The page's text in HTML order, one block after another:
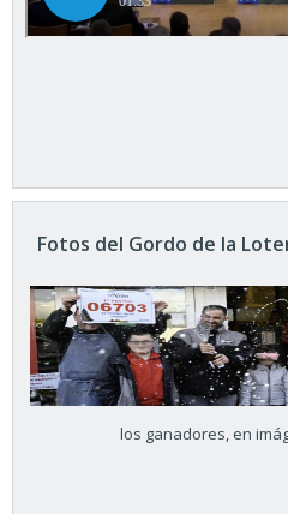
Fotos del Gordo de la
los ganadores, en